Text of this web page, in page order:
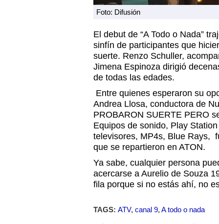
Foto: Difusión
El debut de “A Todo o Nada”
sinfín de participantes que
suerte. Renzo Schuller,
Jimena Espinoza dirigió
de todas las edades.
Entre quienes esperaron su
Andrea Llosa, conductora de
PROBARON SUERTE PERO
Equipos de sonido, Play
televisores, MP4s, Blue Rays,
que se repartieron en ATON.
Ya sabe, cualquier persona
acercarse a Aurelio de Souza
fila porque si no estás ahí, no
TAGS: ATV, canal 9, A todo o nada